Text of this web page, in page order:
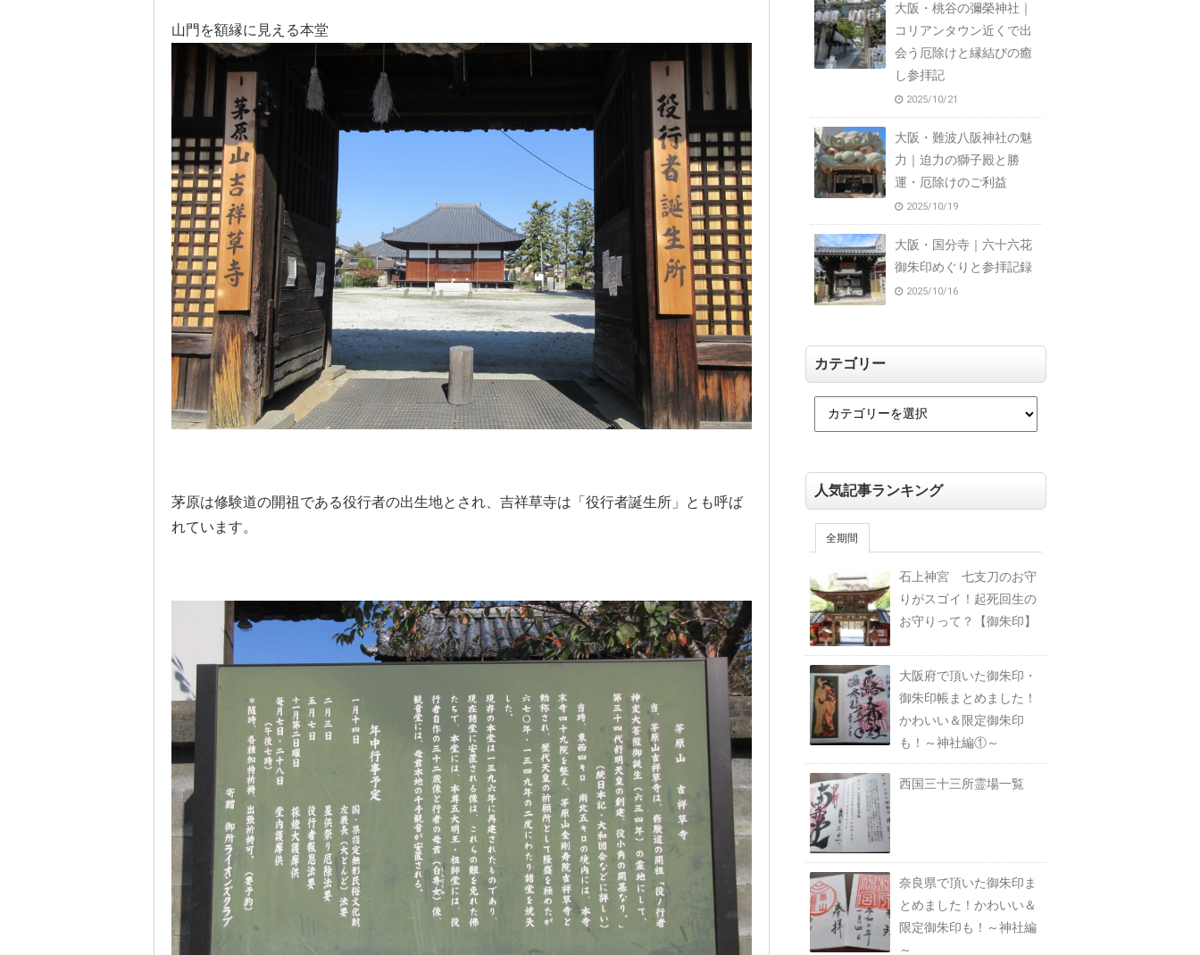
山門を額縁に見える本堂
茅原は修験道の開祖である役行者の出生地とされ、吉祥草寺は「役行者誕生所」とも呼ば
れています。
大阪・桃谷の彌榮神社｜
コリアンタウン近くで出
会う厄除けと縁結びの癒
し参拝記
2025/10/21
大阪・難波八阪神社の魅
力｜迫力の獅子殿と勝
運・厄除けのご利益
2025/10/19
大阪・国分寺｜六十六花
御朱印めぐりと参拝記録
2025/10/16
カテゴリー
人気記事ランキング
全期間
石上神宮 七支刀のお守
りがスゴイ！起死回生の
お守りって？【御朱印】
大阪府で頂いた御朱印・
御朱印帳まとめました！
かわいい＆限定御朱印
も！～神社編①～
西国三十三所霊場一覧
奈良県で頂いた御朱印ま
とめました！かわいい＆
限定御朱印も！～神社編
～